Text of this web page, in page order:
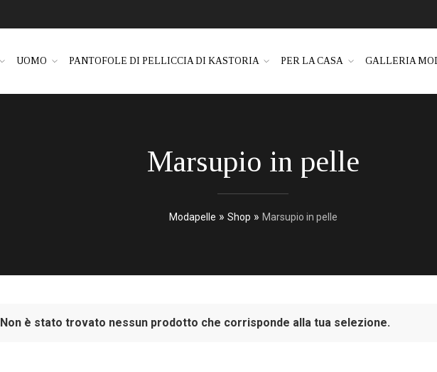
UOMO PANTOFOLE DI PELLICCIA DI KASTORIA PER LA CASA GALLERIA
Marsupio in pelle
Modapelle » Shop » Marsupio in pelle
Non è stato trovato nessun prodotto che corrisponde alla tua selezione.